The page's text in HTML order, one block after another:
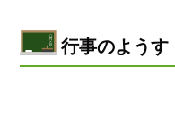
行事のようす